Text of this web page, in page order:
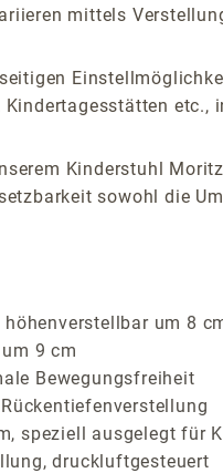
mittels
Kinderstuhl
sowohl die
um 8
9 cm
Bewegungsfreiheit
speziell ausgelegt für
druckluftgesteuert